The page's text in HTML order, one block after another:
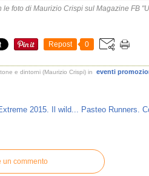
le foto di Maurizio Crispi sul Magazine FB
Repost 0
e dintorni (Maurizio Crispi) in eventi
2015. Il wild... Pasteo Runners.
un commento